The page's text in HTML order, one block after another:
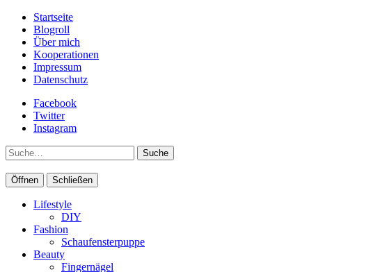
Startseite
Blogroll
Über mich
Kooperationen
Impressum
Datenschutz
Facebook
Twitter
Instagram
Suche
Öffnen Schließen
Lifestyle
DIY
Fashion
Schaufensterpuppe
Beauty
Fingernägel